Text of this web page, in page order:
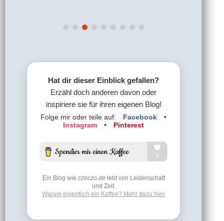
Hat dir dieser Einblick gefallen?
Erzähl doch anderen davon oder
inspiriere sie für ihren eigenen Blog!
Folge mir oder teile auf: Facebook
•
Instagram
• Pinterest
Ein Blog wie czoczo.delebt von Leidenschaft
und Zeit.
Warum eigentlich ein Kaffee? Mehr dazu hier.